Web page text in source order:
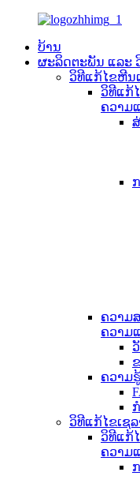
ບ້ານ
ຜະລິດຕະພັນ ແລະ
ວິທີແກ້ໄຂຫີນ
ວິທີແກ້
ຄວາມ
ຄວາມ
ຄວາມ
ຄວາມ
ວິທີແກ້ໄຂເຊ
ວິທີແກ້
ຄວາມ